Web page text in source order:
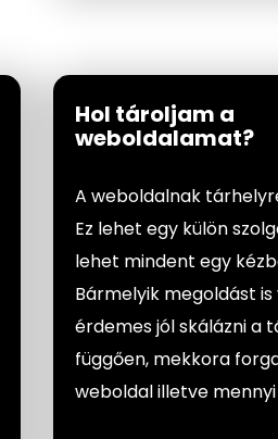
Hol tároljam a
weboldalamat?
A weboldalnak
Ez lehet egy külön
lehet mindent egy
Bármelyik megoldást is
érdemes jól skálázni a
függően, mekkora
weboldal illetve